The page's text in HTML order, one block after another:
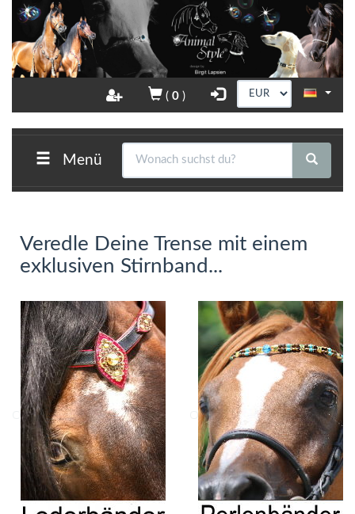
( 0 )
Menü
Veredle Deine Trense mit einem
exklusiven Stirnband...